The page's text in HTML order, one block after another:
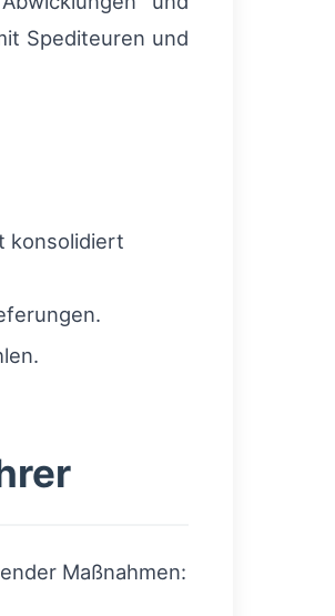
Spediteuren und
konsolidiert
Maßnahmen: